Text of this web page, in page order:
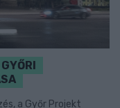
a Győr Projekt